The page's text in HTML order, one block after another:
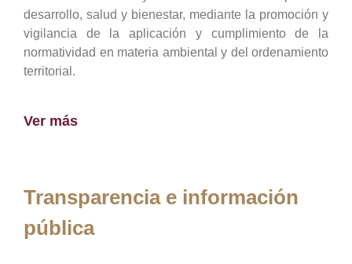
desarrollo, salud y bienestar, mediante la promoción y
vigilancia de la aplicación y cumplimiento de la
normatividad en materia ambiental y del ordenamiento
territorial.
Ver más
Transparencia e información
pública